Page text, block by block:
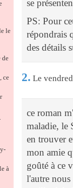
se
PS: Pour
répondrais
des détails
2. Le
ce roman
maladie, le
en trouver
mon amie
goûté à ce
l'autre
le
de
ce
à